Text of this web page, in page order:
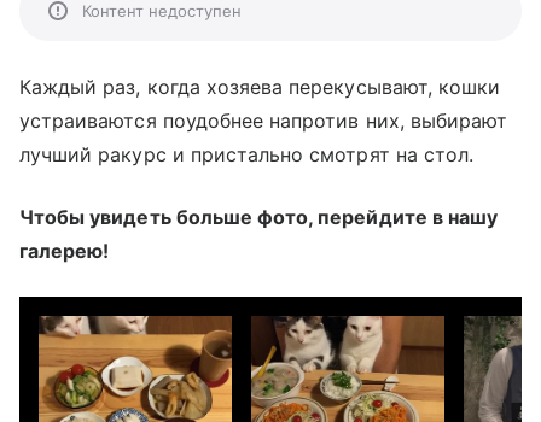
Контент недоступен
Каждый раз, когда хозяева перекусывают, кошки
устраиваются поудобнее напротив них, выбирают
лучший ракурс и пристально смотрят на стол.
Чтобы увидеть больше фото, перейдите в нашу
галерею!